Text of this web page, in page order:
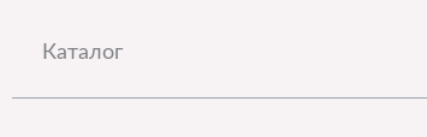
Каталог